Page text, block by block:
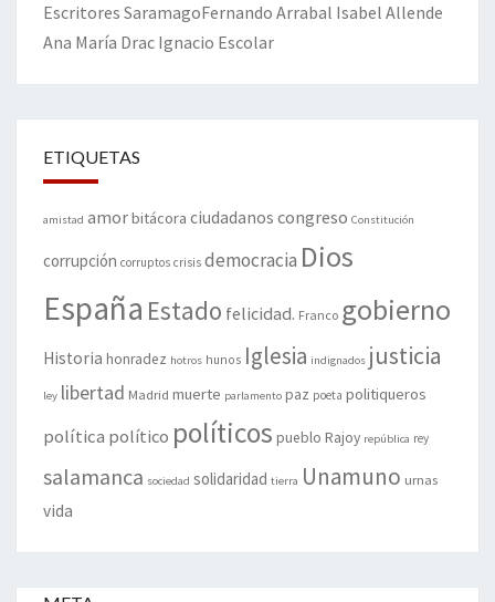
Escritores SaramagoFernando Arrabal Isabel Allende
Ana María Drac Ignacio Escolar
ETIQUETAS
amistad amorbitácora ciudadanos congreso Constitución
corrupción corruptos crisis democracia Dios
España Estado felicidad. Franco gobierno
Historia honradez hotros hunos Iglesia indignados justicia
ley libertad Madrid muerte parlamento paz poeta politiqueros
política político políticos pueblo Rajoy república rey
salamanca sociedad solidaridad tierra Unamuno urnas
vida